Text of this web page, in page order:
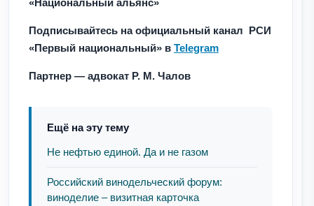
«Национальный альянс»
Подписывайтесь на официальный канал РСИ
«Первый национальный» в Telegram
Партнер — адвокат Р. М. Чалов
Ещё на эту тему
Не нефтью единой. Да и не газом
Российский винодельческий форум:
виноделие – визитная карточка